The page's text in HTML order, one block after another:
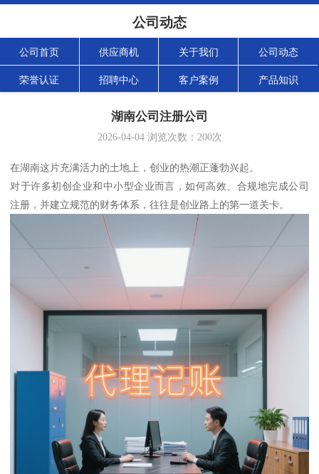
公司动态
公司首页 供应商机 关于我们 公司动态
荣誉认证 招聘中心 客户案例 产品知识
湖南公司注册公司
2026-04-04浏览次数： 200次
在湖南这片充满活力的土地上，创业的热潮正蓬勃兴起。
对于许多初创企业和中小型企业而言，如何高效、合规地完成公司
注册，并建立规范的财务体系，往往是创业路上的第一道关卡。